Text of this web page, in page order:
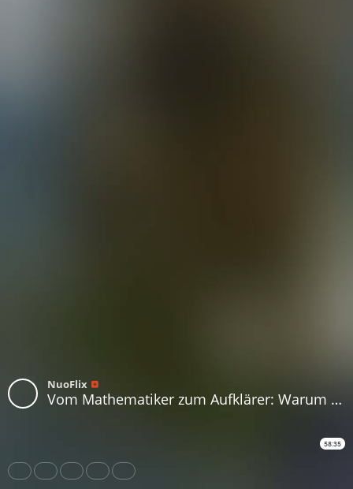
NuoFlix
Vom Mathematiker zum Aufklärer: Warum ich die mRNA-Impfung für einen Irrweg hielt - Andreas Hoppe
58:35
Share Like Repost